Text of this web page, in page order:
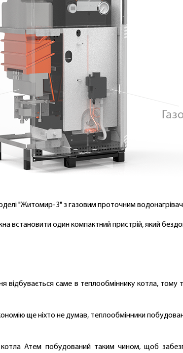
"Житомир-3" з газовим проточним
встановити один компактний пристрій, який
саме в теплообміннику котла, тому
ще ніхто не думав, теплообмінники
котла Атем побудований таким чином, щоб